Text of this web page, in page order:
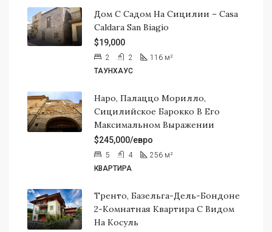
Дом С Садом На Сицилии – Casa
Caldara San Biagio
$19,000
2 2 116 м²
ТАУНХАУС
Наро, Палаццо Морилло,
Сицилийское Барокко В Его
Максимальном Выражении
$245,000/евро
5 4 256 м²
КВАРТИРА
Тренто, Базельга-Дель-Бондоне
2-Комнатная Квартира С Видом
На Косуль